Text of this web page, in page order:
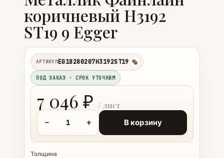
коричневый H3192
ST19 9 Egger
АРТИКУЛEG18280207H3192ST19
копировать
ПОД ЗАКАЗ · СРОК УТОЧНИМ
Толщина
7 046 ₽
− + В корзину